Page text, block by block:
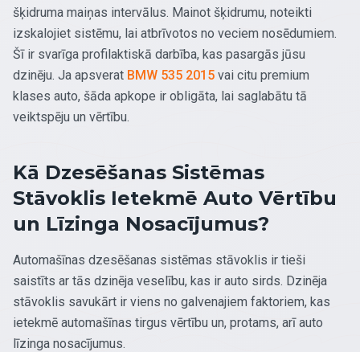
šķidruma maiņas intervālus. Mainot šķidrumu, noteikti
izskalojiet sistēmu, lai atbrīvotos no veciem nosēdumiem.
Šī ir svarīga profilaktiskā darbība, kas pasargās jūsu
dzinēju. Ja apsverat BMW 535 2015 vai citu premium
klases auto, šāda apkope ir obligāta, lai saglabātu tā
veiktspēju un vērtību.
Kā Dzesēšanas Sistēmas
Stāvoklis Ietekmē Auto Vērtību
un Līzinga Nosacījumus?
Automašīnas dzesēšanas sistēmas stāvoklis ir tieši
saistīts ar tās dzinēja veselību, kas ir auto sirds. Dzinēja
stāvoklis savukārt ir viens no galvenajiem faktoriem, kas
ietekmē automašīnas tirgus vērtību un, protams, arī auto
līzinga nosacījumus.